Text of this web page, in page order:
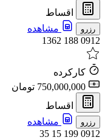
اقساط
رزرو
مشاهده
0912 188 1362
کارکرده
اقساط
رزرو
مشاهده
0912 199 15 35